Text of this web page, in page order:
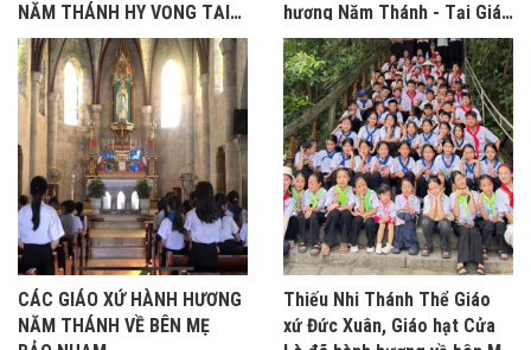
NĂM THÁNH HY VỌNG TẠI
BẢO NHAM
hương Năm Thánh - Tại Giáo
xứ Bảo Nham
CÁC GIÁO XỨ HÀNH HƯƠNG
NĂM THÁNH VỀ BÊN MẸ
Thiếu Nhi Thánh Thể Giáo
xứ Đức Xuân, Giáo hạt Cửa